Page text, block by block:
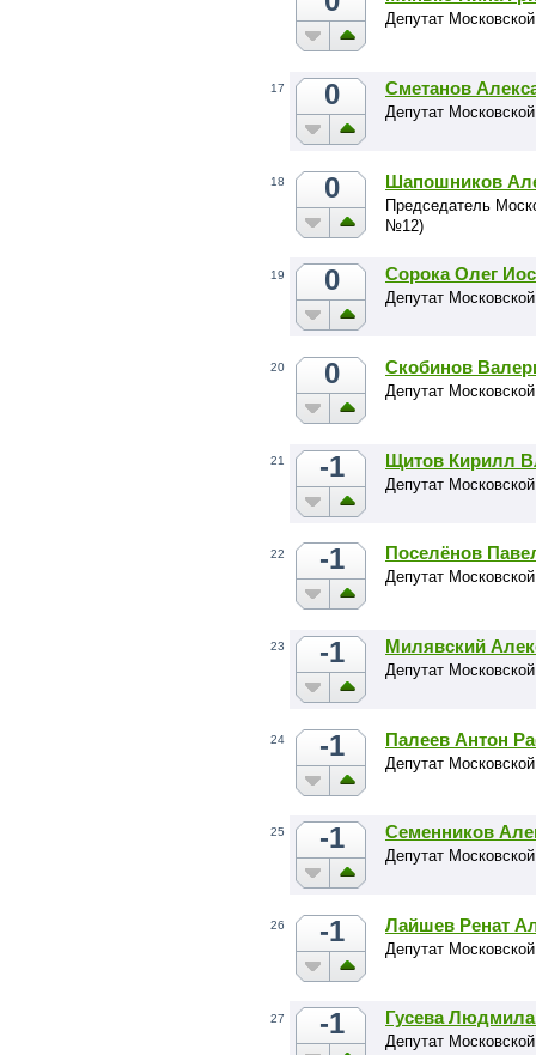
Депутат
17 0 Сметанов
Депутат
18 0 Шапошников
Председатель
№12)
19 0 Сорока Олег
Депутат
20 0 Скобинов
Депутат
21 -1 Щитов Кирилл
Депутат
22 -1 Поселёнов
Депутат
23 -1 Милявский
Депутат
24 -1 Палеев Антон
Депутат
25 -1 Семенников
Депутат
26 -1 Лайшев Ренат
Депутат
27 -1 Гусева
Депутат